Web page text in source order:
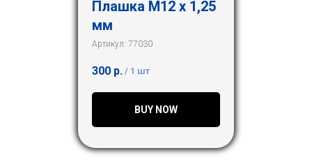
Плашка М12 х 1,25
мм
Артикул: 77030
300 р. / 1 шт
BUY NOW